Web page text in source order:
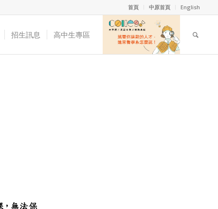
首頁 中原首頁 English
招生訊息 高中生專區